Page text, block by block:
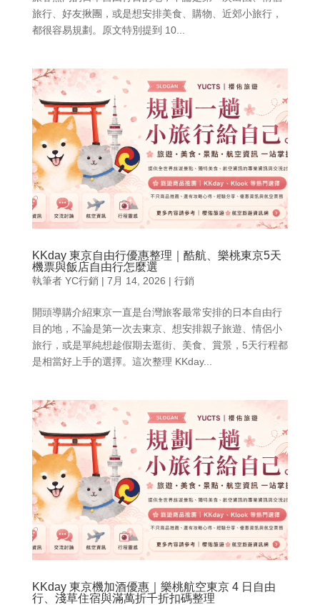
旅行、好友揪團，或是想安排美食、購物、近郊小旅行，
都很容易規劃。原文特別提到 10...
KKday 東京自由行優惠整理｜酷航、樂桃東京5天
機票與飯店自由行怎麼選
執筆者 YC行銷| 7月 14, 2026 | 行銷
開頭導購介紹東京一直是台灣旅客最常安排的日本自由行
目的地，不論是第一次去東京、想安排親子旅遊、情侶小
旅行，或是單純想趁假期去逛街、美食、賞景，5天行程都
是相當好上手的選擇。這次整理 KKday...
KKday 東京機加酒優惠｜樂桃航空東京 4 日自由
行、淺草住宿與滿萬折千折扣碼整理